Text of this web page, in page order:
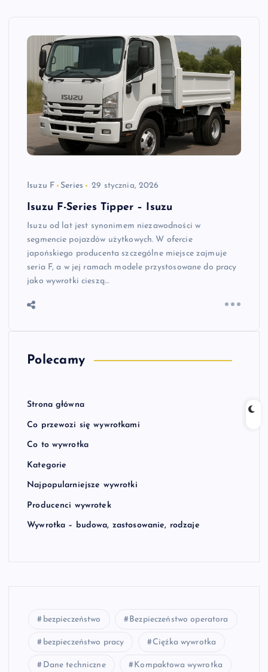
Isuzu F Series 29 stycznia, 2026
Isuzu F-Series Tipper – Isuzu
Isuzu od lat jest synonimem niezawodności w
segmencie pojazdów użytkowych. W ofercie
japońskiego producenta szczególne miejsce zajmuje
seria F, a w jej ramach modele przystosowane do pracy
jako wywrotki cieszą…
Polecamy
Strona główna
Co przewozi się wywrotkami
Co to wywrotka
Kategorie
Najpopularniejsze wywrotki
Producenci wywrotek
Wywrotka – budowa, zastosowanie, rodzaje
bezpieczeństwo Bezpieczeństwo operatora
bezpieczeństwo pracy Ciężka wywrotka
Dane techniczne Kompaktowa wywrotka